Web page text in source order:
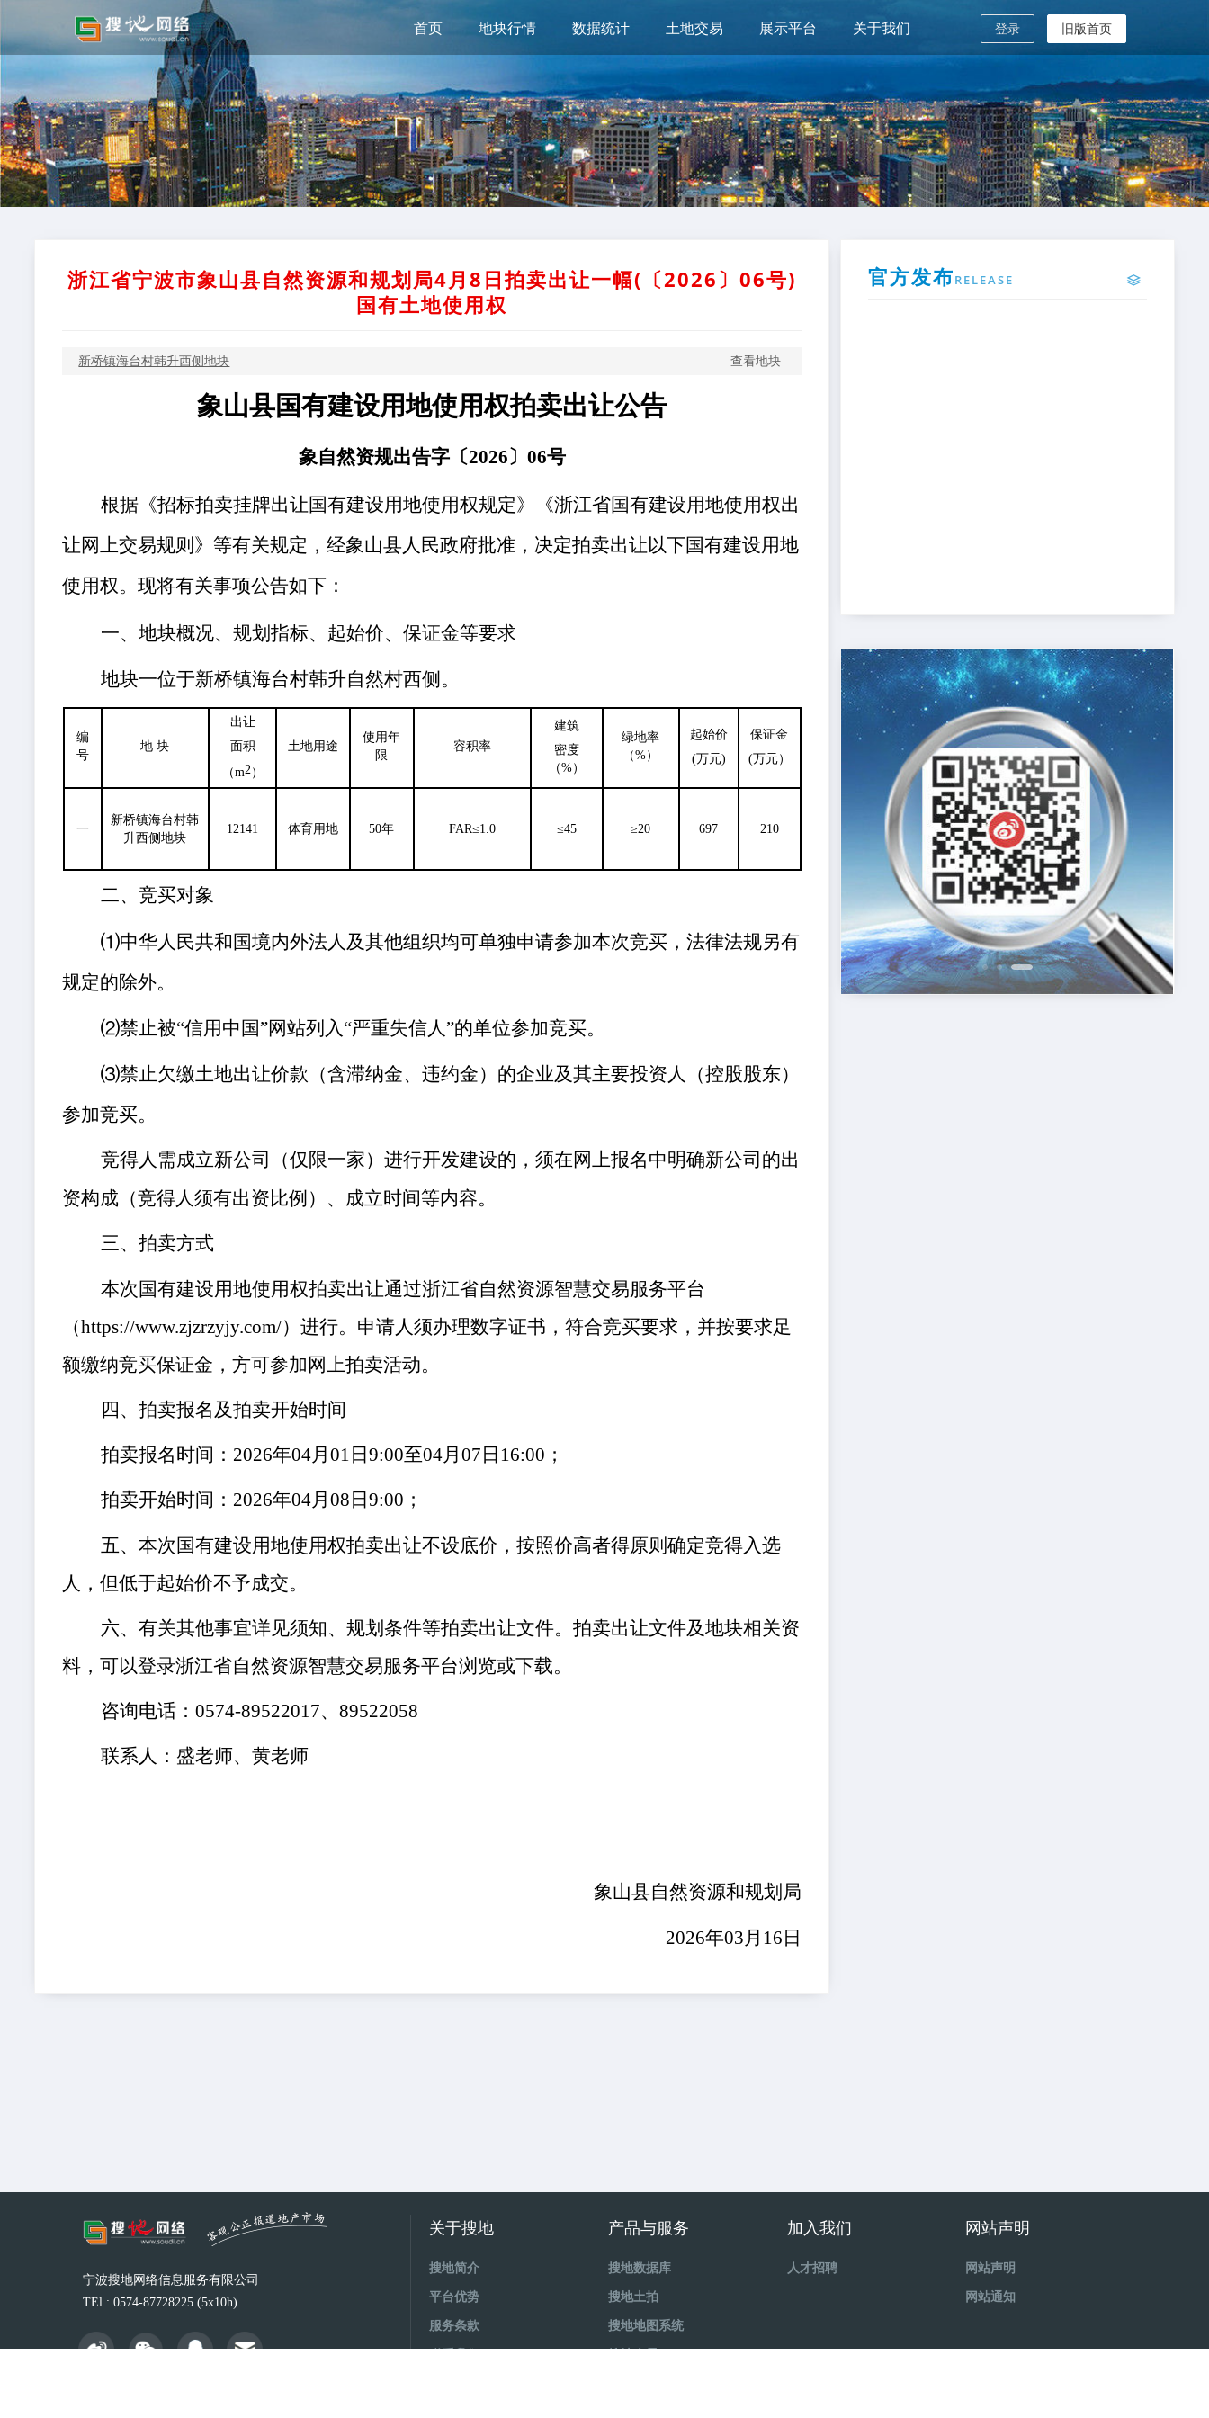
首页 地块行情 数据统计 土地交易 展示平台 关于我们 登录 旧版首页
浙江省宁波市象山县自然资源和规划局4月8日拍卖出让一幅(〔2026〕06号)
国有土地使用权
新桥镇海台村韩升西侧地块 查看地块
象山县国有建设用地使用权拍卖出让公告
象自然资规出告字〔2026〕 06号
根据《招标拍卖挂牌出让国有建设用地使用权规定》《浙江省国有建设用地使用权出
让网上交易规则》等有关规定，经象山县人民政府批准，决定拍卖出让以下国有建设用地
使用权。现将有关事项公告如下：
一、地块概况、规划指标、起始价、保证金等要求
地块一位于新桥镇海台村韩升自然村西侧 。
编
号
地 块
出让
面积
（m2 ）
土地用途
使用年
限
容积率
建筑
密度
（%）
绿地率
（%）
起始价
(万元)
保证金
(万元）
一
新桥镇海台村韩
升西侧地块
12141 体育用地 50年 FAR≤1.0 ≤45 ≥20 697 210
二、竞买对象
⑴中华人民共和国境内外法人及其他组织均可单独申请参加本次竞买，法律法规另有
规定的除外。
⑵禁止被“信用中国”网站列入“严重失信人”的单位参加竞买。
⑶禁止欠缴土地出让价款（含滞纳金、违约金）的企业及其主要投资人（控股股东）
参加竞买。
竞得人需成立新公司（仅限一家）进行开发建设的，须在网上报名中明确新公司的出
资构成（竞得人须有出资比例）、成立时间等内容。
三、拍卖方式
本次国有建设用地使用权拍卖出让通过浙江省自然资源智慧交易服务平台
（https://www.zjzrzyjy.com/）进行。申请人须办理数字证书，符合竞买要求，并按要求足
额缴纳竞买保证金，方可参加网 上拍卖活动。
四、拍卖报名及拍卖开始时间
拍卖报名时间： 2026年04月01 日9:00至04月07 日 16:00；
拍卖开始时间： 2026年04月08 日9:00；
五、本次国有建设用地使用权拍卖出让不设底价，按照价高者得原则确定竞得入选
人 ，但低于起始价不予成交。
六、有关其他事宜详见须知、规划条件等拍卖出让文件。拍卖出让文件及地块相关资
料，可以登录浙江省自然资源智慧交易服务平台浏览或下载。
咨询电话：0574-89522017、89522058
联系人： 盛老师、黄老师
象山县自然资源和规划局
2026年03 月 16 日
官方发布RELEASE
宁波搜地网络信息服务有限公司
TEl : 0574-87728225 (5x10h)
关于搜地
搜地简介
平台优势
服务条款
产品与服务
搜地数据库
搜地土拍
搜地地图系统
加入我们
人才招聘
网站声明
网站声明
网站通知